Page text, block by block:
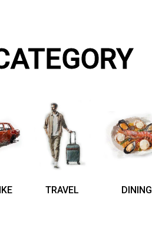
TRAVEL DINING